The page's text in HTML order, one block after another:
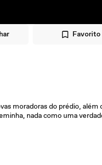
Favorito
moradoras do prédio,
nada como uma